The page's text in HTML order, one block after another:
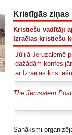
Kristīgās ziņas
Kristiešu vadītāji
Izraēlas kristiešu
Jūlijā Jeruzalemē
dažādām
ar Izraēlas
The Jerusalem Post
.
Sanāksmi